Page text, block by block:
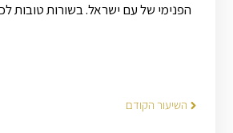
הפנימי של עם ישראל. בשורות טובות
השיעור הקודם